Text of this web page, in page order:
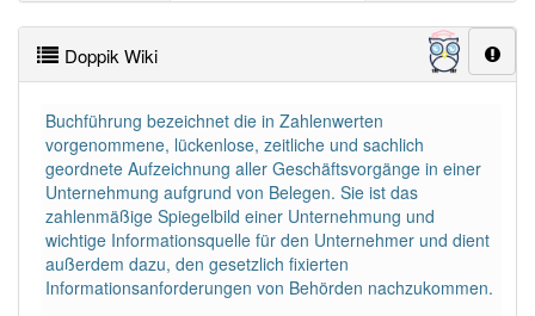
Häufigkeit: 4 von 10
Wörter mit Endung-doppikaber mit einem anderen
Artikeldie: 0
85% unserer Spielapp-Nutzer haben den Artikel
korrekt erraten.
Doppik Wiki
Buchführung bezeichnet die in Zahlenwerten
vorgenommene, lückenlose, zeitliche und sachlich
geordnete Aufzeichnung aller Geschäftsvorgänge in einer
Unternehmung aufgrund von Belegen. Sie ist das
zahlenmäßige Spiegelbild einer Unternehmung und
wichtige Informationsquelle für den Unternehmer und dient
außerdem dazu, den gesetzlich fixierten
Informationsanforderungen von Behörden nachzukommen.